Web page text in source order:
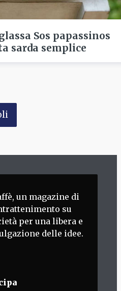
Sos papassinos
sarda semplice
un magazine di
su
per una libera e
delle idee.